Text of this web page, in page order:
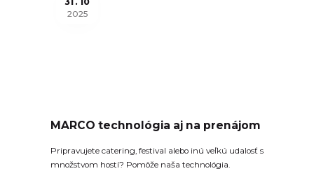
2025
MARCO technológia aj na prenájom
Pripravujete catering, festival alebo inú veľkú udalosť s
množstvom hostí? Pomôže naša technológia.